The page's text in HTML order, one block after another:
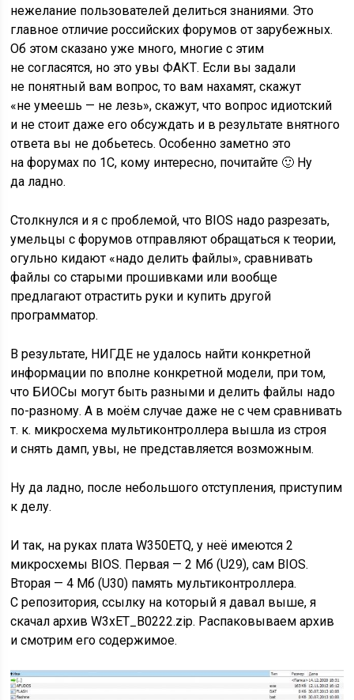
нежелание пользователей делиться знаниями. Это
главное отличие российских форумов от зарубежных.
Об этом сказано уже много, многие с этим
не согласятся, но это увы ФАКТ. Если вы задали
не понятный вам вопрос, то вам нахамят, скажут
«не умеешь — не лезь», скажут, что вопрос идиотский
и не стоит даже его обсуждать и в результате внятного
ответа вы не добьетесь. Особенно заметно это
на форумах по 1С, кому интересно, почитайте 🙂 Ну
да ладно.
Столкнулся и я с проблемой, что BIOS надо разрезать,
умельцы с форумов отправляют обращаться к теории,
огульно кидают «надо делить файлы», сравнивать
файлы со старыми прошивками или вообще
предлагают отрастить руки и купить другой
программатор.
В результате, НИГДЕ не удалось найти конкретной
информации по вполне конкретной модели, при том,
что БИОСы могут быть разными и делить файлы надо
по-разному. А в моём случае даже не с чем сравнивать
т. к. микросхема мультиконтроллера вышла из строя
и снять дамп, увы, не представляется возможным.
Ну да ладно, после небольшого отступления, приступим
к делу.
И так, на руках плата W350ETQ, у неё имеются 2
микросхемы BIOS. Первая — 2 Мб (U29), сам BIOS.
Вторая — 4 Мб (U30) память мультиконтроллера.
С репозитория, ссылку на который я давал выше, я
скачал архив W3xET_B0222.zip. Распаковываем архив
и смотрим его содержимое.